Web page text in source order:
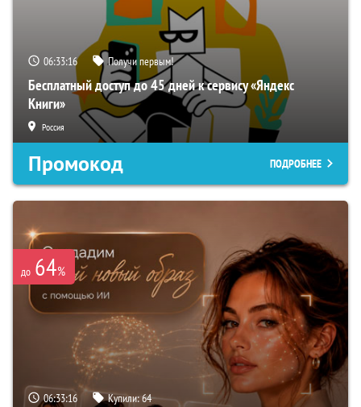
06:33:15 Получи первым!
Бесплатный доступ до 45 дней к сервису «Яндекс
Книги»
Россия
Промокод ПОДРОБНЕЕ
до 64%
06:33:15 Купили:64